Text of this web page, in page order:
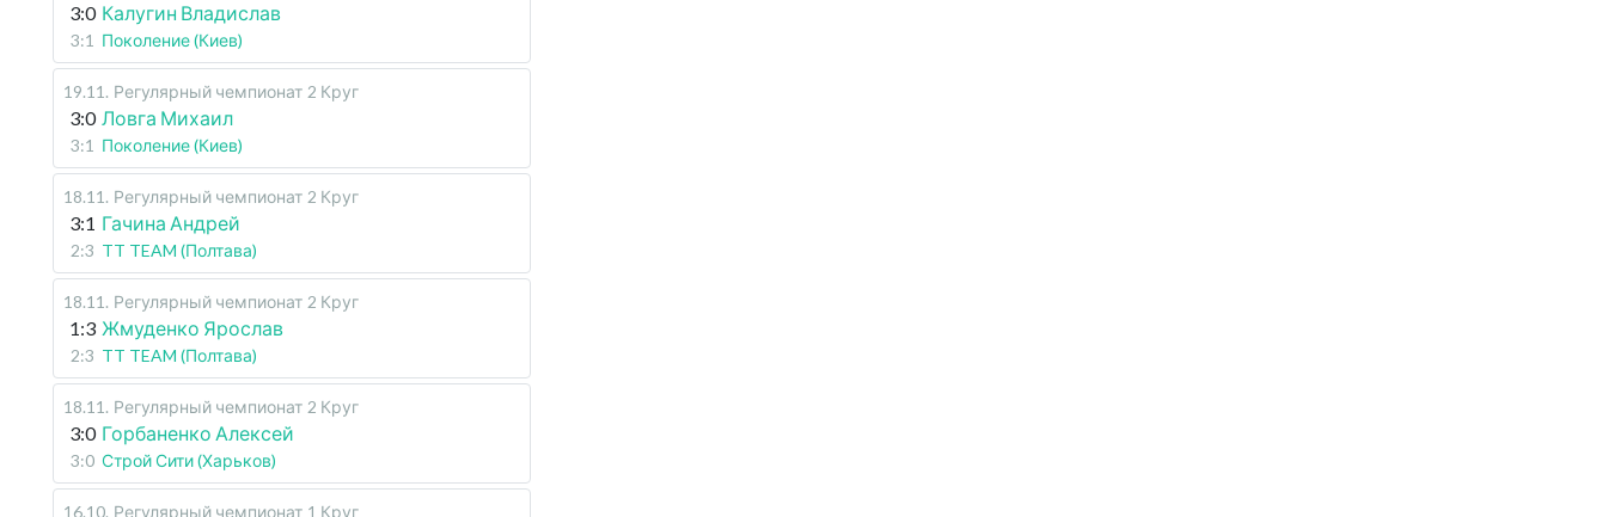
3:0 Калугин Владислав
3:1 Поколение (Киев)
19.11 . Регулярный чемпионат 2 Круг
3:0 Ловга Михаил
3:1 Поколение (Киев)
18.11 . Регулярный чемпионат 2 Круг
3:1 Гачина Андрей
2:3 TT TEAM (Полтава)
18.11 . Регулярный чемпионат 2 Круг
1:3 Жмуденко Ярослав
2:3 TT TEAM (Полтава)
18.11 . Регулярный чемпионат 2 Круг
3:0 Горбаненко Алексей
3:0 Строй Сити (Харьков)
16.10. Регулярный чемпионат 1 Круг